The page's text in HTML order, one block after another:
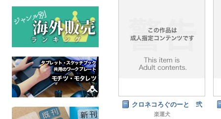
クロネコろぐのーと 弐
楽運犬